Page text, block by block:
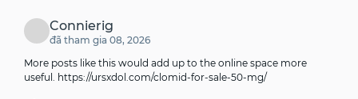
Connierig
đã tham gia 08, 2026
More posts like this would add up to the online space more
useful. https://ursxdol.com/clomid-for-sale-50-mg/